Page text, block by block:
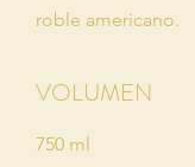
roble americano.
VOLUMEN
750 ml